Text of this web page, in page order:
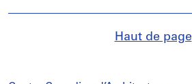
Haut de page